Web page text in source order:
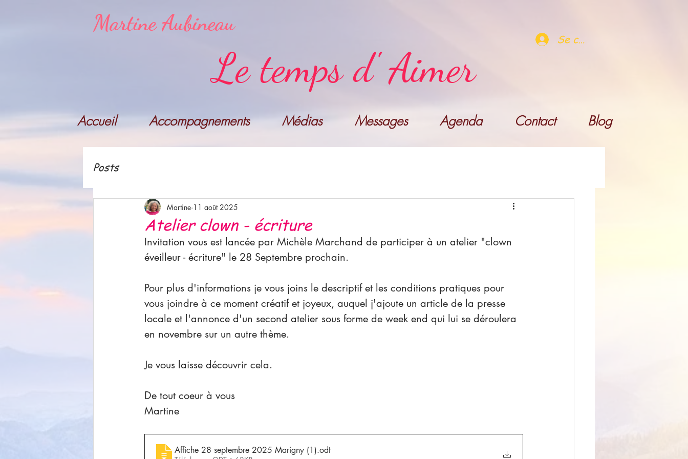
Martine Aubineau
Le temps d' Aimer
Se connecter
Accueil Accompagnements Médias Messages Agenda Contact Blog
Posts
Atelier clown - écriture
Martine 11 août 2025
Invitation vous est lancée par Michèle Marchand de participer à un atelier "clown
éveilleur - écriture" le 28 Septembre prochain.
Pour plus d'informations je vous joins le descriptif et les conditions pratiques pour
vous joindre à ce moment créatif et joyeux, auquel j'ajoute un article de la presse
locale et l'annonce d'un second atelier sous forme de week end qui lui se déroulera
en novembre sur un autre thème.
Je vous laisse découvrir cela.
De tout coeur à vous
Martine
Affiche 28 septembre 2025 Marigny (1).odt